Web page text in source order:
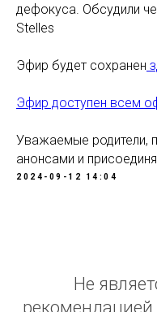
дефокуса. Обсудили
Stelles
Эфир будет сохранен
Эфир доступен всем
Уважаемые родители,
анонсами и
2024-09-12 14:04
Не